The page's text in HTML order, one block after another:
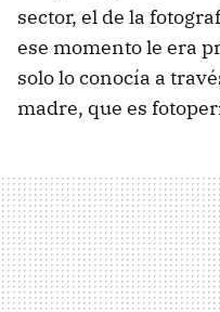
sector, el de la
ese momento le era
solo lo conocía a
madre, que es